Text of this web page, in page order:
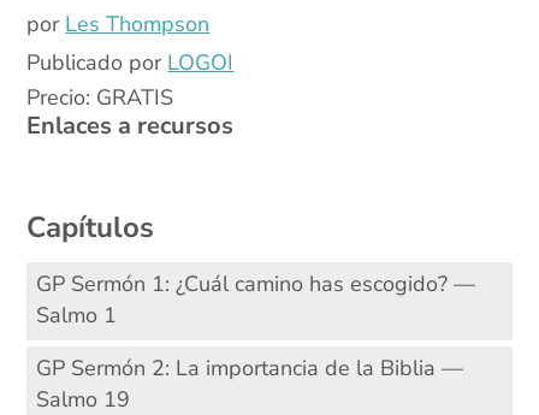
por Les Thompson
Publicado por LOGOI
Precio: GRATIS
Enlaces a recursos
Capítulos
GP Sermón 1: ¿Cuál camino has escogido? —
Salmo 1
GP Sermón 2: La importancia de la Biblia —
Salmo 19